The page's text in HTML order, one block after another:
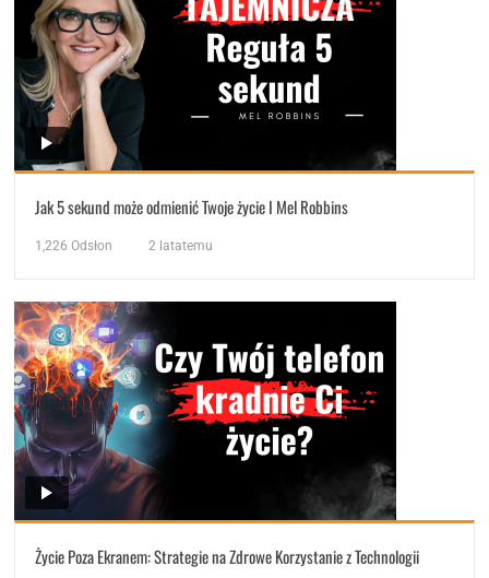
Jak 5 sekund może odmienić Twoje życie I Mel Robbins
1,226 Odsłon 2 latatemu
Życie Poza Ekranem: Strategie na Zdrowe Korzystanie z Technologii